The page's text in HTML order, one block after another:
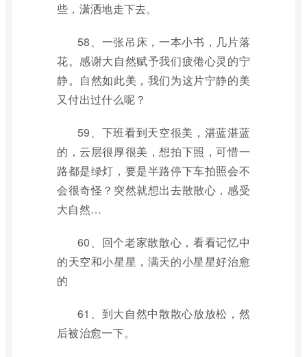
些，潇洒地走下去。
58、一张吊床，一本小书，几片落
花。感谢大自然赋予我们疲倦心灵的宁
静。自然如此美，我们为这片宁静的美
又付出过什么呢？
59、下班看到天空很美，湛蓝湛蓝
的，云层很厚很美，想拍下照，可惜一
路都是绿灯，要是半路停下车拍照会不
会很奇怪？突然就想出去散散心，感受
大自然…
60、回个老家散散心，看看记忆中
的天空和小星星，满天的小星星好治愈
的
61、到大自然中散散心放放松，然
后被治愈一下。